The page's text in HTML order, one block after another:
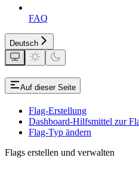
FAQ
Deutsch
Auf dieser Seite
Flag-Erstellung
Dashboard-Hilfsmittel zur
Flag-Typ ändern
Flags erstellen und verwalten